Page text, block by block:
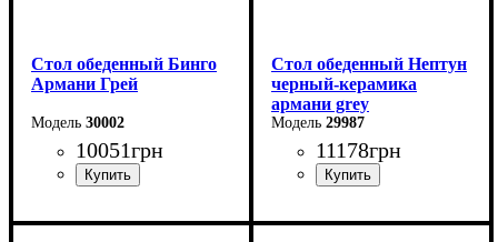
Стол обеденный Бинго
Армани Грей
30002
10051грн
Ширина: 140 см
Стол обеденный Нептун
черный-керамика
армани grey
29987
11178грн
Ширина: 110 см